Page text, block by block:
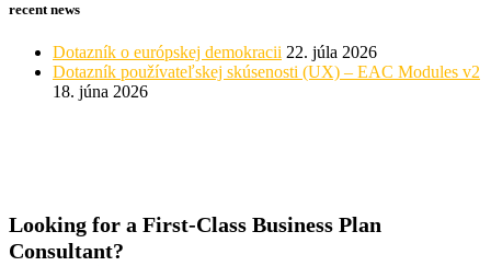
recent news
Dotazník o európskej demokracii 22. júla 2026
Dotazník používateľskej skúsenosti (UX) – EAC Modules v2
18. júna 2026
Looking for a First-Class Business Plan
Consultant?